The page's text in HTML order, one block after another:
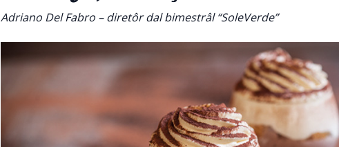
Adriano Del Fabro – diretôr dal bimestrâl “SoleVerde”